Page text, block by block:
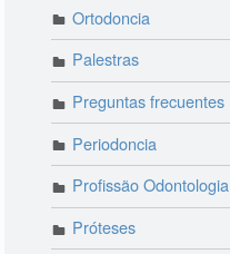
Ortodoncia
Palestras
Preguntas frecuentes
Periodoncia
Profissão Odontologia
Próteses